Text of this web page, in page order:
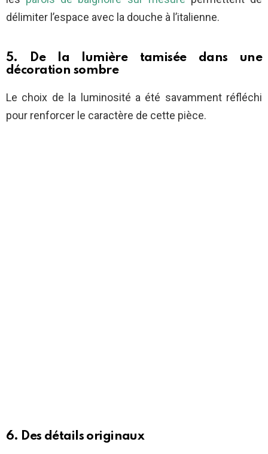
délimiter l’espace avec la douche à l’italienne.
5. De la lumière tamisée dans une
décoration sombre
Le choix de la luminosité a été savamment réfléchi
pour renforcer le caractère de cette pièce.
6. Des détails originaux